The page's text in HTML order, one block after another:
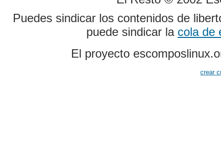
Puedes sindicar los contenidos de
puede sindicar la cola de
El proyecto
crear